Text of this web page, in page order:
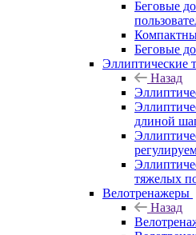
Беговые
Беговые
Эллиптические
Назад
длиной
тяжелых
Велотренажеры
Назад